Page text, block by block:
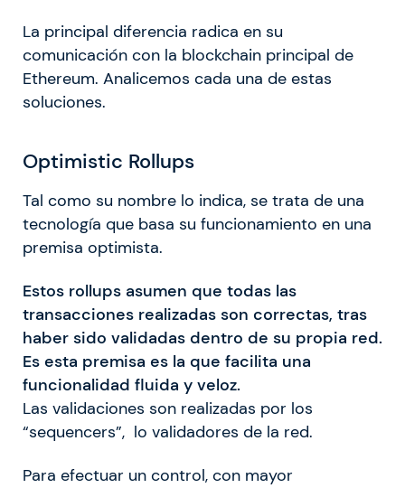
La principal diferencia radica en su
comunicación con la blockchain principal de
Ethereum. Analicemos cada una de estas
soluciones.
Optimistic Rollups
Tal como su nombre lo indica, se trata de una
tecnología que basa su funcionamiento en una
premisa optimista.
Estos rollups asumen que todas las
transacciones realizadas son correctas, tras
haber sido validadas dentro de su propia red.
Es esta premisa es la que facilita una
funcionalidad fluida y veloz.
Las validaciones son realizadas por los
“sequencers”, lo validadores de la red.
Para efectuar un control, con mayor